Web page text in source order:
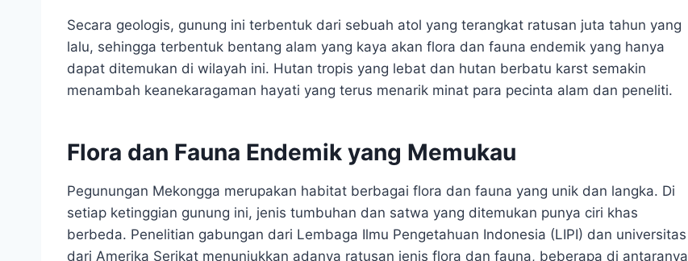
Secara geologis, gunung ini terbentuk dari sebuah atol yang terangkat ratusan juta tahun yang
lalu, sehingga terbentuk bentang alam yang kaya akan flora dan fauna endemik yang hanya
dapat ditemukan di wilayah ini. Hutan tropis yang lebat dan hutan berbatu karst semakin
menambah keanekaragaman hayati yang terus menarik minat para pecinta alam dan peneliti.
Flora dan Fauna Endemik yang Memukau
Pegunungan Mekongga merupakan habitat berbagai flora dan fauna yang unik dan langka. Di
setiap ketinggian gunung ini, jenis tumbuhan dan satwa yang ditemukan punya ciri khas
berbeda. Penelitian gabungan dari Lembaga Ilmu Pengetahuan Indonesia (LIPI) dan universitas
dari Amerika Serikat menunjukkan adanya ratusan jenis flora dan fauna, beberapa di antaranya